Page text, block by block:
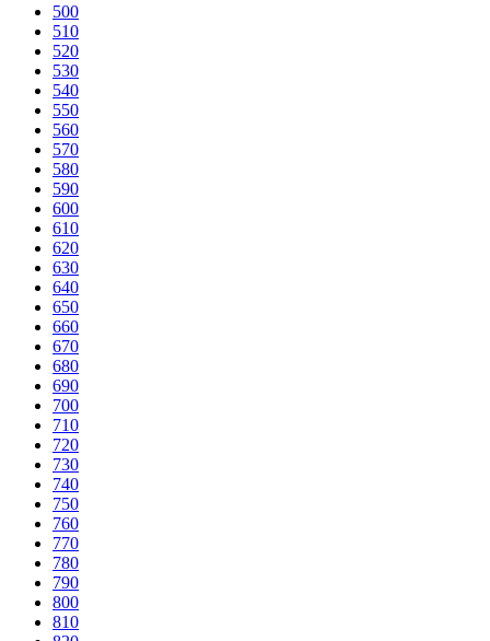
500
510
520
530
540
550
560
570
580
590
600
610
620
630
640
650
660
670
680
690
700
710
720
730
740
750
760
770
780
790
800
810